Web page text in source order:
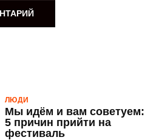
ЛЮДИ
Мы идём и вам советуем:
5 причин прийти на
фестиваль